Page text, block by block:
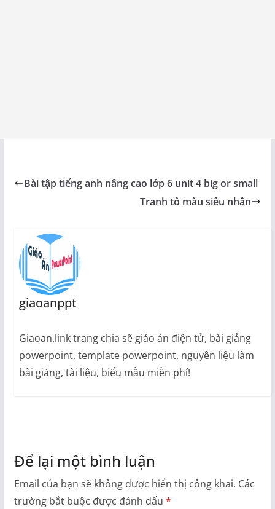
Bài tập tiếng anh nâng cao lớp 6 unit 4 big or small
Tranh tô màu siêu nhân
giaoanppt
Giaoan.link trang chia sẽ giáo án điện tử, bài giảng
powerpoint, template powerpoint, nguyên liệu làm
bài giảng, tài liệu, biểu mẫu miễn phí!
Để lại một bình luận
Email của bạn sẽ không được hiển thị công khai. Các
trường bắt buộc được đánh dấu *